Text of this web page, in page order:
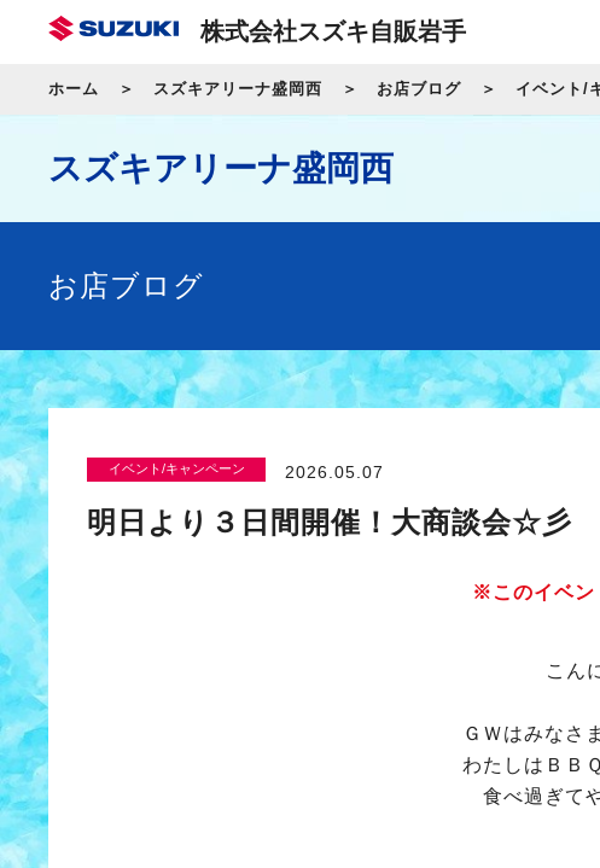
株式会社スズキ自販岩手
ホーム スズキアリーナ盛岡西 お店ブログ イベント/
スズキアリーナ盛岡西
お店ブログ
イベント/キャンペーン 2026.05.07
明日より３日間開催！大商談会☆彡
※このイベン
こん
ＧＷはみなさ
わたしはＢＢ
食べ過ぎて